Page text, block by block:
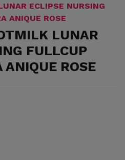
ECLIPSE NURSING
ANIQUE ROSE
LUNAR
FULLCUP
ANIQUE ROSE